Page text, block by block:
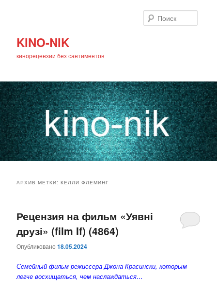
KINO-NIK
кинорецензии без сантиментов
основному
содержимому
дополнительному
содержимому
АРХИВ МЕТКИ:КЕЛЛИ ФЛЕМИНГ
Рецензия на фильм «Уявні
друзі» (film If) (4864)
Опубликовано18.05.2024
Семейный фильм режиссера Джона Красински, которым
легче восхищаться, чем наслаждаться…